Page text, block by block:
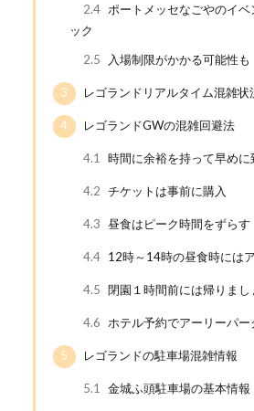
2.4 ポートメッセなごやのイベ
ック
2.5
入場制限がかかる可能性も
3 レゴランドリアルタイム混雑状
4 レゴランドGWの混雑回避法
4.1 時間に余裕を持って早めに
4.2 チケットは事前に購入
4.3 昼食はピーク時間をずらす
4.4 12時～14時の昼食時には
4.5 閉園１時間前には帰りまし
4.6 ホテル予約でアーリーパ
5 レゴランドの駐車場混雑情報
5.1 金城ふ頭駐車場の基本情報